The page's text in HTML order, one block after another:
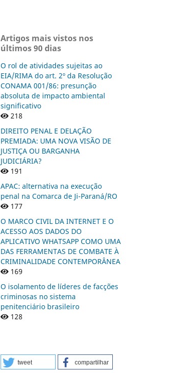
Artigos mais vistos nos
últimos 90 dias
O rol de atividades sujeitas ao
EIA/RIMA do art. 2º da Resolução
CONAMA 001/86: presunção
absoluta de impacto ambiental
significativo
218
DIREITO PENAL E DELAÇÃO
PREMIADA: UMA NOVA VISÃO DE
JUSTIÇA OU BARGANHA
JUDICIÁRIA?
191
APAC: alternativa na execução
penal na Comarca de Ji-Paraná/RO
177
O MARCO CIVIL DA INTERNET E O
ACESSO AOS DADOS DO
APLICATIVO WHATSAPP COMO UMA
DAS FERRAMENTAS DE COMBATE À
CRIMINALIDADE CONTEMPORÂNEA
169
O isolamento de líderes de facções
criminosas no sistema
penitenciário brasileiro
128
tweet compartilhar